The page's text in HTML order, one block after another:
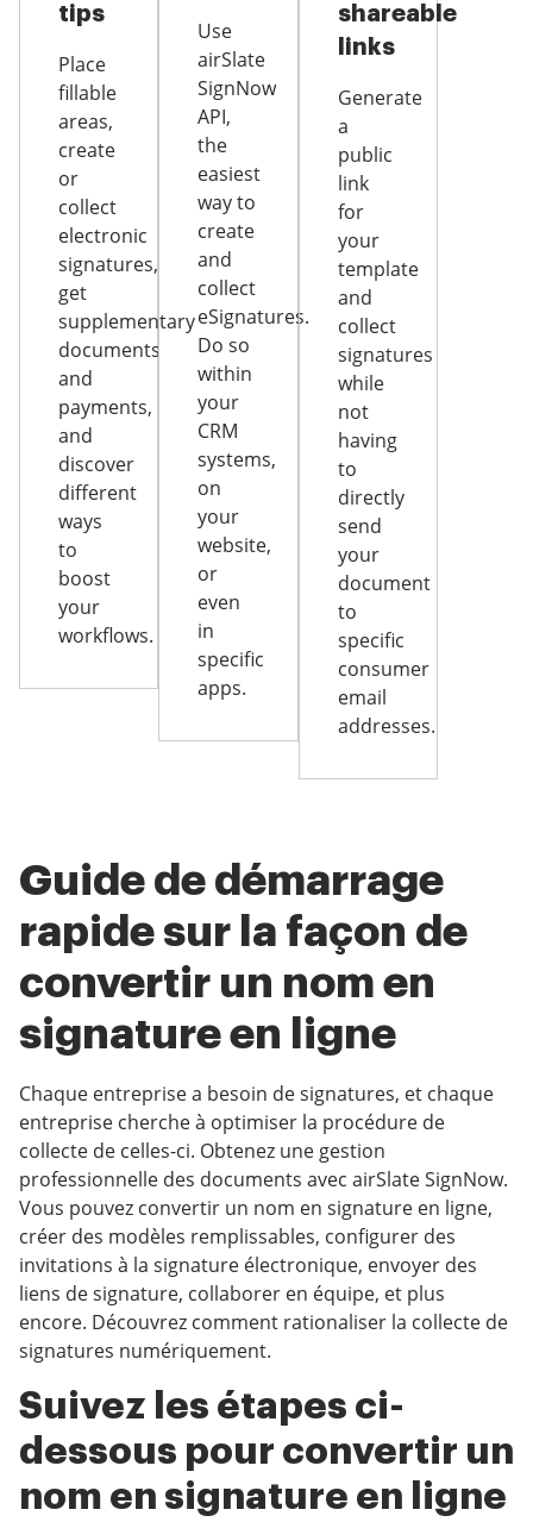
tips
Place
fillable
areas,
create
or
collect
electronic
signatures,
get
supplementary
documents
and
payments,
and
discover
different
ways
to
boost
your
workflows.
Use
airSlate
SignNow
API,
the
easiest
way to
create
and
collect
eSignatures.
Do so
within
your
CRM
systems,
on
your
website,
or
even
in
specific
apps.
shareable
links
Generate
a
public
link
for
your
template
and
collect
signatures
while
not
having
to
directly
send
your
document
to
specific
consumer
email
addresses.
Guide de démarrage
rapide sur la façon de
convertir un nom en
signature en ligne
Chaque entreprise a besoin de signatures, et chaque
entreprise cherche à optimiser la procédure de
collecte de celles-ci. Obtenez une gestion
professionnelle des documents avec airSlate SignNow.
Vous pouvez convertir un nom en signature en ligne,
créer des modèles remplissables, configurer des
invitations à la signature électronique, envoyer des
liens de signature, collaborer en équipe, et plus
encore. Découvrez comment rationaliser la collecte de
signatures numériquement.
Suivez les étapes ci-
dessous pour convertir un
nom en signature en ligne